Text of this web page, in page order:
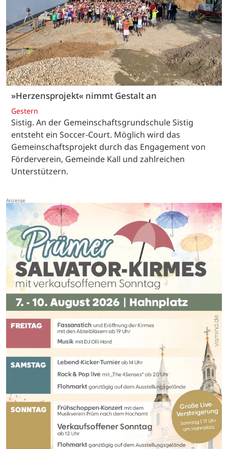
»Herzensprojekt« nimmt Gestalt an
Gestern
Sistig. An der Gemeinschaftsgrundschule Sistig
entsteht ein Soccer-Court. Möglich wird das
Gemeinschaftsprojekt durch das Engagement von
Förderverein, Gemeinde Kall und zahlreichen
Unterstützern.